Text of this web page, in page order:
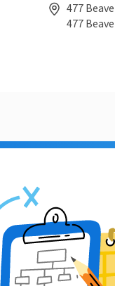
477
477